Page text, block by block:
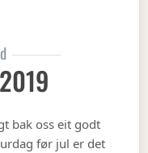
bak oss eit godt
før jul er det